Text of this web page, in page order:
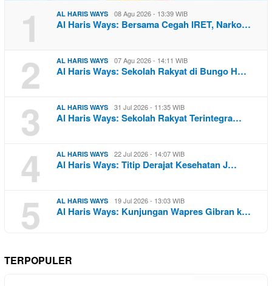
1 AL HARIS WAYS 08 Agu 2026 - 13:39 WIB
Al Haris Ways: Bersama Cegah IRET, Narko…
2 AL HARIS WAYS 07 Agu 2026 - 14:11 WIB
Al Haris Ways: Sekolah Rakyat di Bungo H…
3 AL HARIS WAYS 31 Jul 2026 - 11:35 WIB
Al Haris Ways: Sekolah Rakyat Terintegra…
4 AL HARIS WAYS 22 Jul 2026 - 14:07 WIB
Al Haris Ways: Titip Derajat Kesehatan J…
5 AL HARIS WAYS 19 Jul 2026 - 13:03 WIB
Al Haris Ways: Kunjungan Wapres Gibran k…
TERPOPULER